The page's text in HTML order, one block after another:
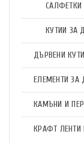
КУТИИ ЗА
ДЪРВЕНИ
ЕЛЕМЕНТИ
КАМЪНИ И
КРАФТ ЛЕНТИ